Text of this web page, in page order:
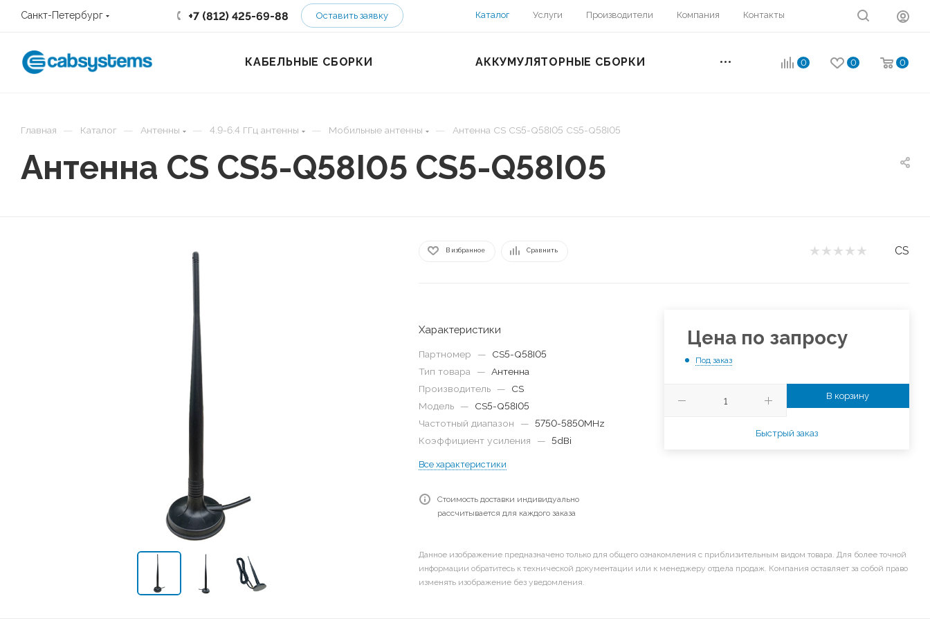
Санкт-Петербург +7 (812) 425-69-88 Оставить заявку Каталог Услуги Производители Компания Контакты
0 0 0
КАБЕЛЬНЫЕ СБОРКИ АККУМУЛЯТОРНЫЕ СБОРКИ
Главная — Каталог — Антенны — 4.9-6.4 ГГц антенны — Мобильные антенны — Антенна CS CS5-Q58I05 CS5-Q58I05
Антенна CS CS5-Q58I05 CS5-Q58I05
В избранное Сравнить CS
Характеристики
Партномер —
CS5-Q58I05
Тип товара
— Антенна
Производитель
—
CS
Модель
—
CS5-Q58I05
Частотный диапазон
— 5750-5850MHz
Коэффициент усиления
— 5dBi
Все характеристики
Стоимость доставки индивидуально
рассчитывается для каждого заказа
Цена по запросу
Под заказ
В корзину
Быстрый заказ
Данное изображение предназначено только для общего ознакомления с приблизительным видом товара. Для более точной
информации обратитесь к технической документации или к менеджеру отдела продаж. Компания оставляет за собой право
изменять изображение без уведомления.